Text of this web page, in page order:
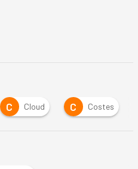
C Cloud C Costes